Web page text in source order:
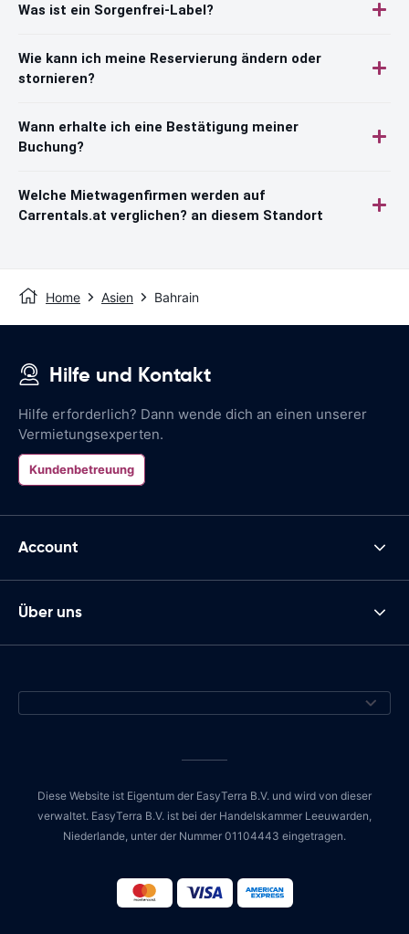
Was ist ein Sorgenfrei-Label?
Wie kann ich meine Reservierung ändern oder
stornieren?
Wann erhalte ich eine Bestätigung meiner
Buchung?
Welche Mietwagenfirmen werden auf
Carrentals.at verglichen? an diesem Standort
Home Asien Bahrain
Hilfe und Kontakt
Hilfe erforderlich? Dann wende dich an einen unserer
Vermietungsexperten.
Kundenbetreuung
Account
Über uns
Diese Website ist Eigentum der EasyTerra B.V. und wird von dieser
verwaltet. EasyTerra B.V. ist bei der Handelskammer Leeuwarden,
Niederlande, unter der Nummer 01104443 eingetragen.